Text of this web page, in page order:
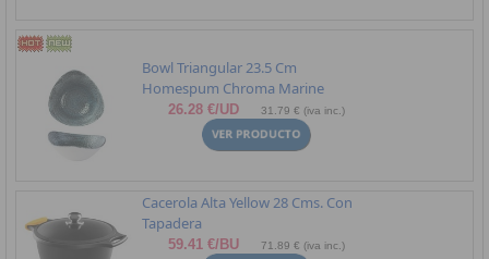
Bowl Triangular 23.5 Cm
Homespum Chroma Marine
26.28 €/UD 31.79 € (iva inc.)
Cacerola Alta Yellow 28 Cms. Con
Tapadera
59.41 €/BU 71.89 € (iva inc.)